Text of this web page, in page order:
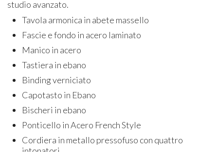
studio avanzato.
Tavola armonica in abete massello
Fascie e fondo in acero laminato
Manico in acero
Tastiera in ebano
Binding verniciato
Capotasto in Ebano
Bischeri in ebano
Ponticello in Acero French Style
Cordiera in metallo pressofuso con quattro